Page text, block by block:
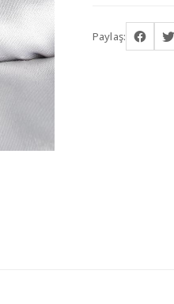
Paylaş: